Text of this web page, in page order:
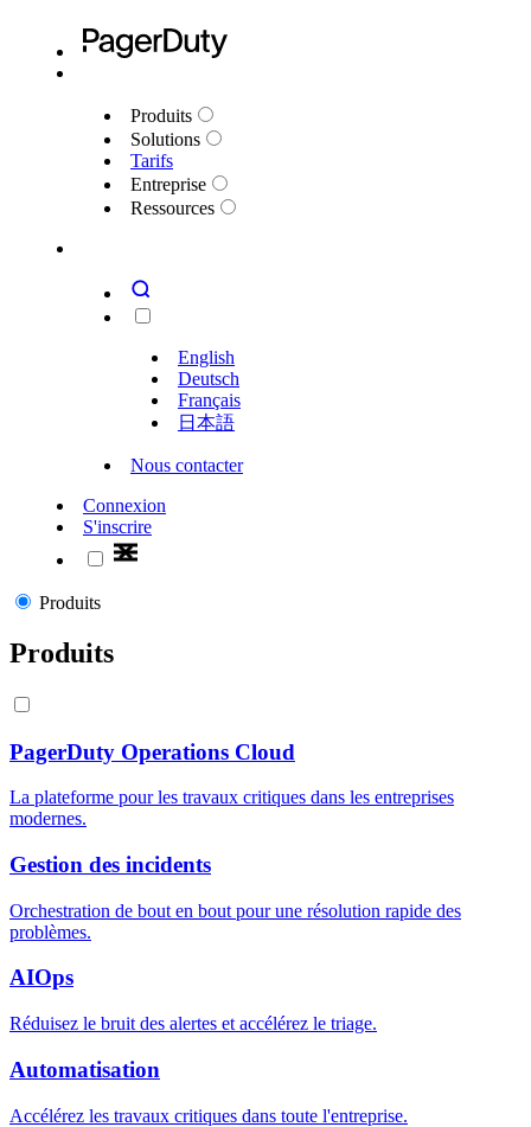
Produits
Solutions
Tarifs
Entreprise
Ressources
English
Deutsch
Français
日本語
Nous contacter
Connexion
S'inscrire
Produits
Produits
PagerDuty Operations Cloud
La plateforme pour les travaux critiques dans les entreprises
modernes.
Gestion des incidents
Orchestration de bout en bout pour une résolution rapide des
problèmes.
AIOps
Réduisez le bruit des alertes et accélérez le triage.
Automatisation
Accélérez les travaux critiques dans toute l'entreprise.